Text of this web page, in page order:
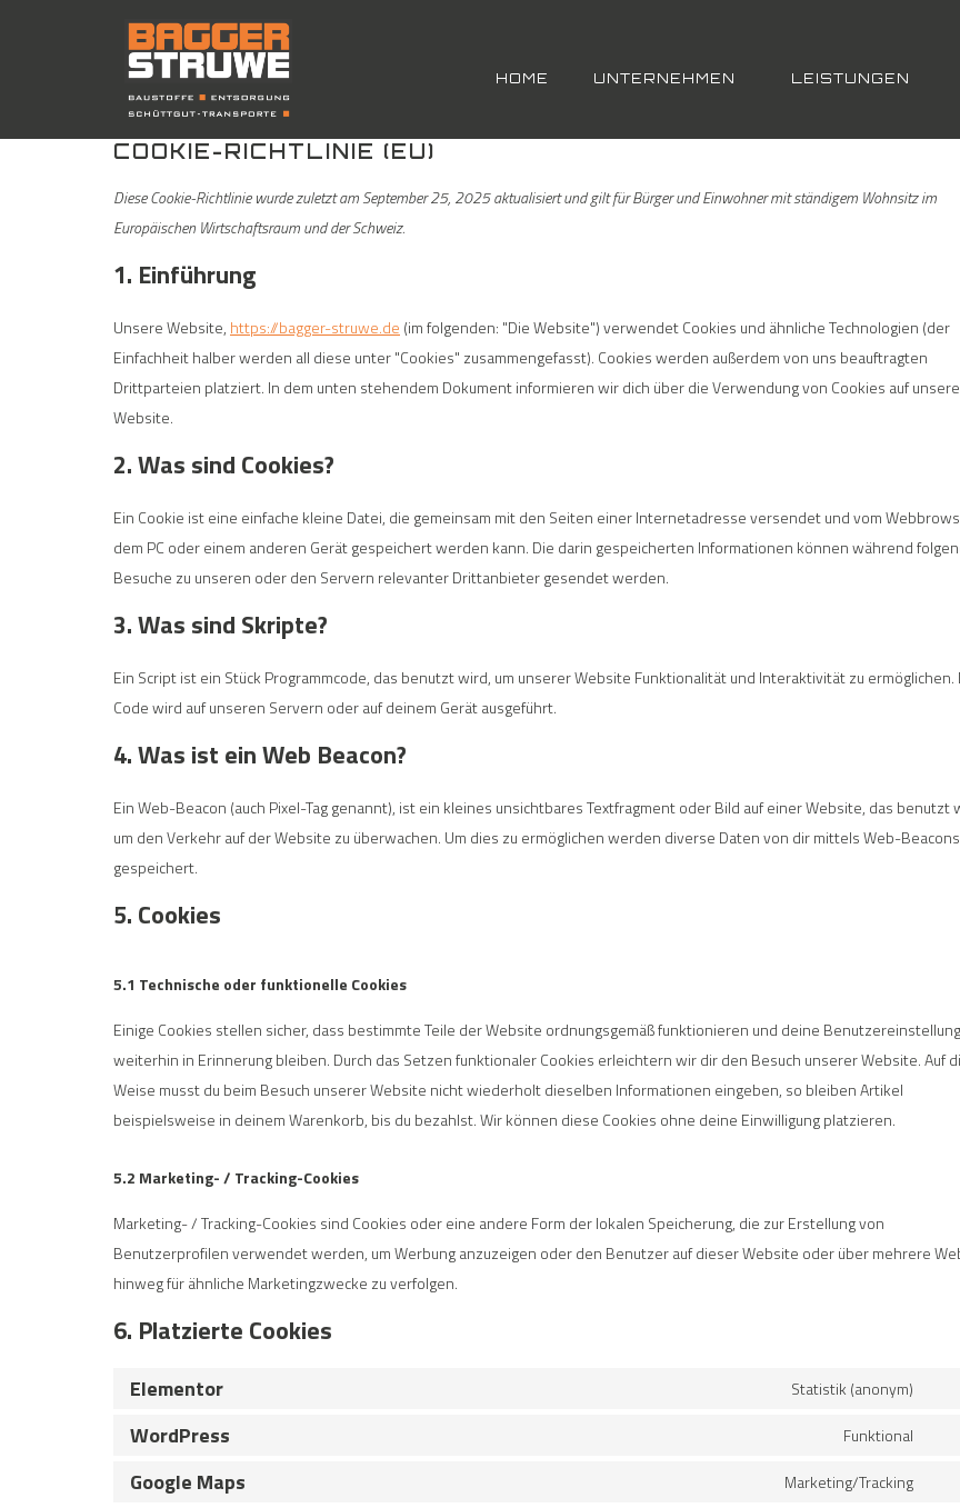
HOME UNTERNEHMEN LEISTUNGEN
COOKIE-RICHTLINIE (EU)
Diese Cookie-Richtlinie wurde zuletzt am September 25, 2025 aktualisiert und gilt für Bürger und Einwohner mit ständigem Wohnsitz im
Europäischen Wirtschaftsraum und der Schweiz.
1. Einführung
Unsere Website, https://bagger-struwe.de (im folgenden: "Die Website") verwendet Cookies und ähnliche Technologien (der
Einfachheit halber werden all diese unter "Cookies" zusammengefasst). Cookies werden außerdem von uns beauftragten
Drittparteien platziert. In dem unten stehendem Dokument informieren wir dich über die Verwendung von Cookies auf
Website.
2. Was sind Cookies?
Ein Cookie ist eine einfache kleine Datei, die gemeinsam mit den Seiten einer Internetadresse versendet und vom
dem PC oder einem anderen Gerät gespeichert werden kann. Die darin gespeicherten Informationen können während
Besuche zu unseren oder den Servern relevanter Drittanbieter gesendet werden.
3. Was sind Skripte?
Ein Script ist ein Stück Programmcode, das benutzt wird, um unserer Website Funktionalität und Interaktivität zu ermöglichen.
Code wird auf unseren Servern oder auf deinem Gerät ausgeführt.
4. Was ist ein Web Beacon?
Ein Web-Beacon (auch Pixel-Tag genannt), ist ein kleines unsichtbares Textfragment oder Bild auf einer Website, das benutzt
um den Verkehr auf der Website zu überwachen. Um dies zu ermöglichen werden diverse Daten von dir mittels Web-Beacons
gespeichert.
5. Cookies
5.1 Technische oder funktionelle Cookies
Einige Cookies stellen sicher, dass bestimmte Teile der Website ordnungsgemäß funktionieren und deine
weiterhin in Erinnerung bleiben. Durch das Setzen funktionaler Cookies erleichtern wir dir den Besuch unserer Website. Auf
Weise musst du beim Besuch unserer Website nicht wiederholt dieselben Informationen eingeben, so bleiben Artikel
beispielsweise in deinem Warenkorb, bis du bezahlst. Wir können diese Cookies ohne deine Einwilligung platzieren.
5.2 Marketing- / Tracking-Cookies
Marketing- / Tracking-Cookies sind Cookies oder eine andere Form der lokalen Speicherung, die zur Erstellung von
Benutzerprofilen verwendet werden, um Werbung anzuzeigen oder den Benutzer auf dieser Website oder über mehrere
hinweg für ähnliche Marketingzwecke zu verfolgen.
6. Platzierte Cookies
Elementor Statistik (anonym)
WordPress Funktional
Google Maps Marketing/Tracking